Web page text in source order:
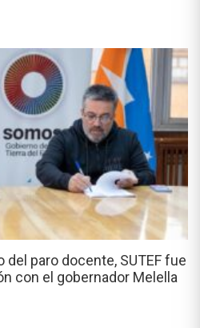
del paro docente, SUTEF fue
con el gobernador Melella